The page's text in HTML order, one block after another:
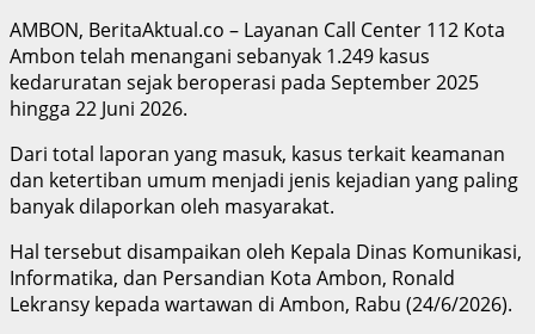
AMBON, BeritaAktual.co – Layanan Call Center 112 Kota
Ambon telah menangani sebanyak 1.249 kasus
kedaruratan sejak beroperasi pada September 2025
hingga 22 Juni 2026.
Dari total laporan yang masuk, kasus terkait keamanan
dan ketertiban umum menjadi jenis kejadian yang paling
banyak dilaporkan oleh masyarakat.
Hal tersebut disampaikan oleh Kepala Dinas Komunikasi,
Informatika, dan Persandian Kota Ambon, Ronald
Lekransy kepada wartawan di Ambon, Rabu (24/6/2026).